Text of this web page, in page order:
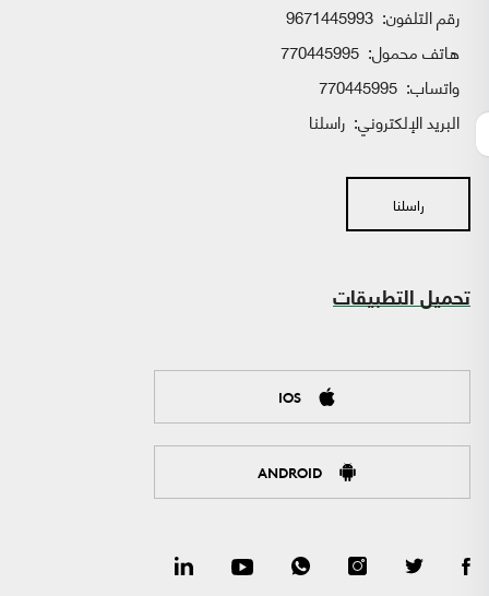
رقم التلفون: 9671445993
هاتف محمول: 770445995
واتساب:
البريد الإلكتروني: راسلنا
راسلنا
تحميل التطبيقات
IOS
ANDROID